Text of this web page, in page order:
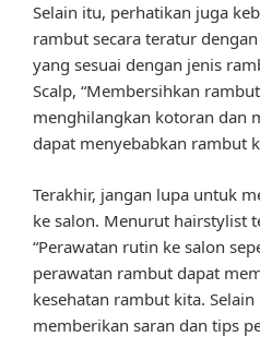
Selain itu, perhatikan juga
rambut secara teratur
yang sesuai dengan jenis
Scalp, “Membersihkan
menghilangkan kotoran dan
dapat menyebabkan rambut
Terakhir, jangan lupa untuk
ke salon. Menurut hairstylist
“Perawatan rutin ke salon
perawatan rambut dapat
kesehatan rambut kita.
memberikan saran dan tips